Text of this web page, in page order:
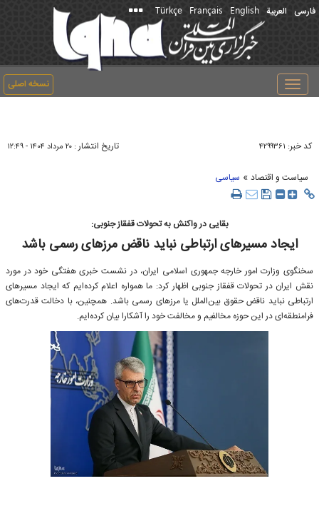
فارسی العربیة English
Français
Türkçe
نسخه اصلی
Toggle
navigation
کد خبر: ۴۲۹۹۳۶۱ تاریخ انتشار : ۲۰ مرداد ۱۴۰۴ - ۱۲:۴۹
سیاست و اقتصاد » سیاسی
بقایی در واکنش به تحولات قفقاز جنوبی:
ایجاد مسیرهای ارتباطی نباید ناقض مرزهای رسمی باشد
سخنگوی وزارت امور خارجه جمهوری اسلامی ایران، در نشست خبری هفتگی خود در مورد
نقش ایران در تحولات قفقاز جنوبی اظهار کرد: ما همواره اعلام کرده‌ایم که ایجاد مسیرهای
ارتباطی نباید ناقض حقوق بین‌الملل یا مرزهای رسمی باشد. همچنین، با دخالت قدرت‌های
فرامنطقه‌ای در این حوزه مخالفیم و مخالفت خود را آشکارا بیان کرده‌ایم.